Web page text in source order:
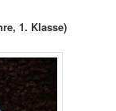
1. Klasse)